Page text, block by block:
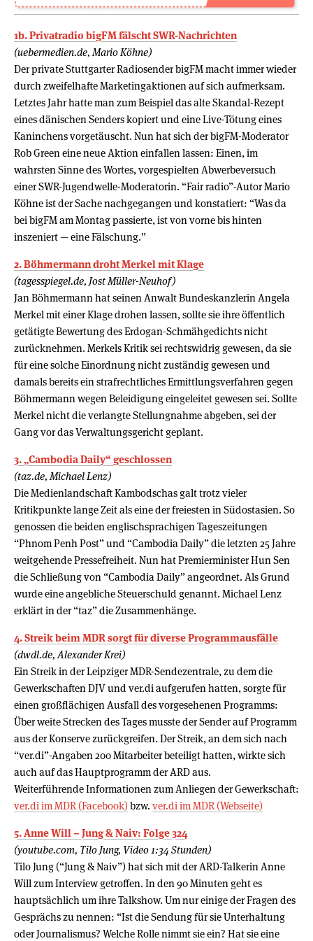
1b. Privatradio bigFM fälscht SWR-Nachrichten
(uebermedien.de, Mario Köhne)
Der private Stuttgarter Radiosender bigFM macht immer wieder
durch zweifelhafte Marketingaktionen auf sich aufmerksam.
Letztes Jahr hatte man zum Beispiel das alte Skandal-Rezept
eines dänischen Senders kopiert und eine Live-Tötung eines
Kaninchens vorgetäuscht. Nun hat sich der bigFM-Moderator
Rob Green eine neue Aktion einfallen lassen: Einen, im
wahrsten Sinne des Wortes, vorgespielten Abwerbeversuch
einer SWR-Jugendwelle-Moderatorin. “Fair radio”-Autor Mario
Köhne ist der Sache nachgegangen und konstatiert: “Was da
bei bigFM am Montag passierte, ist von vorne bis hinten
inszeniert — eine Fälschung.”
2. Böhmermann droht Merkel mit Klage
(tagesspiegel.de, Jost Müller-Neuhof)
Jan Böhmermann hat seinen Anwalt Bundeskanzlerin Angela
Merkel mit einer Klage drohen lassen, sollte sie ihre öffentlich
getätigte Bewertung des Erdogan-Schmähgedichts nicht
zurücknehmen. Merkels Kritik sei rechtswidrig gewesen, da sie
für eine solche Einordnung nicht zuständig gewesen und
damals bereits ein strafrechtliches Ermittlungsverfahren gegen
Böhmermann wegen Beleidigung eingeleitet gewesen sei. Sollte
Merkel nicht die verlangte Stellungnahme abgeben, sei der
Gang vor das Verwaltungsgericht geplant.
3. „Cambodia Daily“ geschlossen
(taz.de, Michael Lenz)
Die Medienlandschaft Kambodschas galt trotz vieler
Kritikpunkte lange Zeit als eine der freiesten in Südostasien. So
genossen die beiden englischsprachigen Tageszeitungen
“Phnom Penh Post” und “Cambodia Daily” die letzten 25 Jahre
weitgehende Pressefreiheit. Nun hat Premierminister Hun Sen
die Schließung von “Cambodia Daily” angeordnet. Als Grund
wurde eine angebliche Steuerschuld genannt. Michael Lenz
erklärt in der “taz” die Zusammenhänge.
4. Streik beim MDR sorgt für diverse Programmausfälle
(dwdl.de, Alexander Krei)
Ein Streik in der Leipziger MDR-Sendezentrale, zu dem die
Gewerkschaften DJV und ver.di aufgerufen hatten, sorgte für
einen großflächigen Ausfall des vorgesehenen Programms:
Über weite Strecken des Tages musste der Sender auf Programm
aus der Konserve zurückgreifen. Der Streik, an dem sich nach
“ver.di”-Angaben 200 Mitarbeiter beteiligt hatten, wirkte sich
auch auf das Hauptprogramm der ARD aus.
Weiterführende Informationen zum Anliegen der Gewerkschaft:
ver.di im MDR (Facebook) bzw. ver.di im MDR (Webseite)
5. Anne Will – Jung & Naiv: Folge 324
(youtube.com, Tilo Jung, Video 1:34 Stunden)
Tilo Jung (“Jung & Naiv”) hat sich mit der ARD-Talkerin Anne
Will zum Interview getroffen. In den 90 Minuten geht es
hauptsächlich um ihre Talkshow. Um nur einige der Fragen des
Gesprächs zu nennen: “Ist die Sendung für sie Unterhaltung
oder Journalismus? Welche Rolle nimmt sie ein? Hat sie eine